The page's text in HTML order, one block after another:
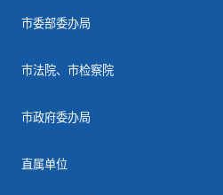
市委部委办局
市法院、市检察院
市政府委办局
直属单位